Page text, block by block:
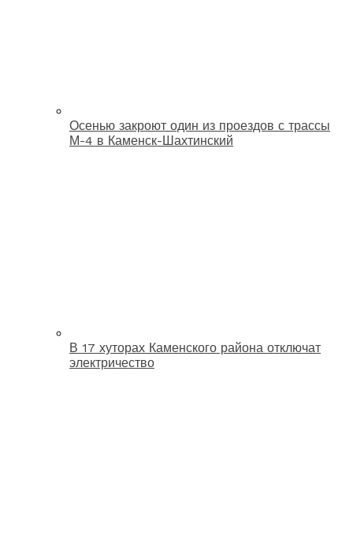
Осенью закроют один из проездов с трассы
М-4 в Каменск-Шахтинский
В 17 хуторах Каменского района отключат
электричество